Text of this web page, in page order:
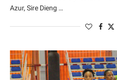
Azur, Sire Dieng …